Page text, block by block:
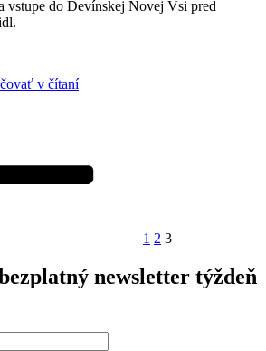
vstupe do Devínskej Novej Vsi pred
v čítaní„Stalo
vyrastie
na
Devínskej?“
1 2 3
newsletter týždeň